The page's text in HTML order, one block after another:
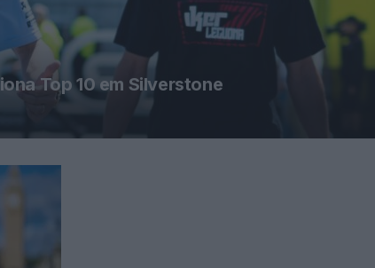
Top 10 em Silverstone